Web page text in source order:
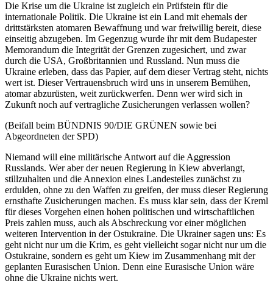
Die Krise um die Ukraine ist zugleich ein Prüfstein für die
internationale Politik. Die Ukraine ist ein Land mit ehemals der
drittstärksten atomaren Bewaffnung und war freiwillig bereit, diese
einseitig abzugeben. Im Gegenzug wurde ihr mit dem Budapester
Memorandum die Integrität der Grenzen zugesichert, und zwar
durch die USA, Großbritannien und Russland. Nun muss die
Ukraine erleben, dass das Papier, auf dem dieser Vertrag steht, nichts
wert ist. Dieser Vertrauensbruch wird uns in unserem Bemühen,
atomar abzurüsten, weit zurückwerfen. Denn wer wird sich in
Zukunft noch auf vertragliche Zusicherungen verlassen wollen?
(Beifall beim BÜNDNIS 90/DIE GRÜNEN sowie bei
Abgeordneten der SPD)
Niemand will eine militärische Antwort auf die Aggression
Russlands. Wer aber der neuen Regierung in Kiew abverlangt,
stillzuhalten und die Annexion eines Landesteiles zunächst zu
erdulden, ohne zu den Waffen zu greifen, der muss dieser Regierung
ernsthafte Zusicherungen machen. Es muss klar sein, dass der Kreml
für dieses Vorgehen einen hohen politischen und wirtschaftlichen
Preis zahlen muss, auch als Abschreckung vor einer möglichen
weiteren Intervention in der Ostukraine. Die Ukrainer sagen uns: Es
geht nicht nur um die Krim, es geht vielleicht sogar nicht nur um die
Ostukraine, sondern es geht um Kiew im Zusammenhang mit der
geplanten Eurasischen Union. Denn eine Eurasische Union wäre
ohne die Ukraine nichts wert.